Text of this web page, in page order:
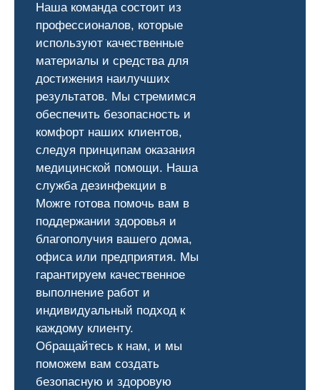
Наша команда состоит из
профессионалов, которые
используют качественные
материалы и средства для
достижения наилучших
результатов. Мы стремимся
обеспечить безопасность и
комфорт наших клиентов,
следуя принципам оказания
медицинской помощи. Наша
служба дезинфекции в
Можге готова помочь вам в
поддержании здоровья и
благополучия вашего дома,
офиса или предприятия. Мы
гарантируем качественное
выполнение работ и
индивидуальный подход к
каждому клиенту.
Обращайтесь к нам, и мы
поможем вам создать
безопасную и здоровую